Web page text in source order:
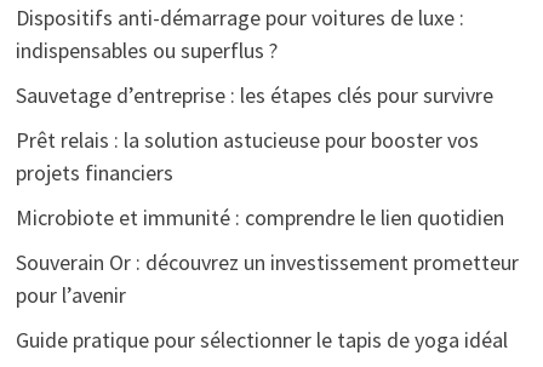
Dispositifs anti-démarrage pour voitures de luxe :
indispensables ou superflus ?
Sauvetage d’entreprise : les étapes clés pour survivre
Prêt relais : la solution astucieuse pour booster vos
projets financiers
Microbiote et immunité : comprendre le lien quotidien
Souverain Or : découvrez un investissement prometteur
pour l’avenir
Guide pratique pour sélectionner le tapis de yoga idéal